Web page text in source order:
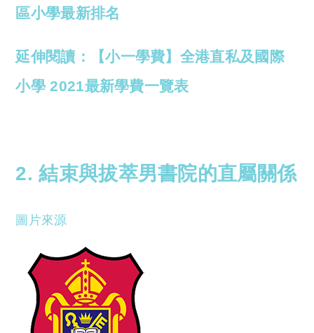
區小學最新排名
延伸閱讀：【小一學費】全港直私及國際
小學 2021最新學費一覽表
2. 結束與拔萃男書院的直屬關係
圖片來源